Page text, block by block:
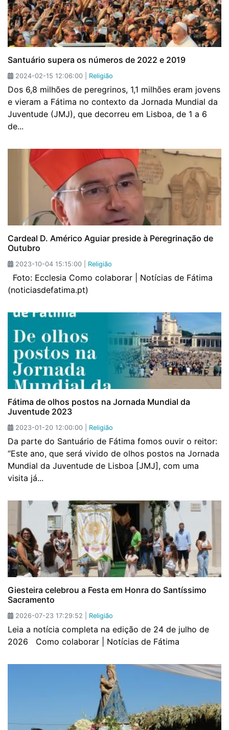
Santuário supera os números de 2022 e 2019
2024-02-15 12:06:00 | Religião
Dos 6,8 milhões de peregrinos, 1,1 milhões eram jovens
e vieram a Fátima no contexto da Jornada Mundial da
Juventude (JMJ), que decorreu em Lisboa, de 1 a 6
de...
Cardeal D. Américo Aguiar preside à Peregrinação de
Outubro
2023-10-04 15:15:00 | Religião
Foto: Ecclesia Como colaborar | Notícias de Fátima
(noticiasdefatima.pt)
Fátima de olhos postos na Jornada Mundial da
Juventude 2023
2023-01-20 12:00:00 | Religião
Da parte do Santuário de Fátima fomos ouvir o reitor:
“Este ano, que será vivido de olhos postos na Jornada
Mundial da Juventude de Lisboa [JMJ], com uma
visita já...
Giesteira celebrou a Festa em Honra do Santíssimo
Sacramento
2026-07-23 17:29:52 | Religião
Leia a notícia completa na edição de 24 de julho de
2026 Como colaborar | Notícias de Fátima